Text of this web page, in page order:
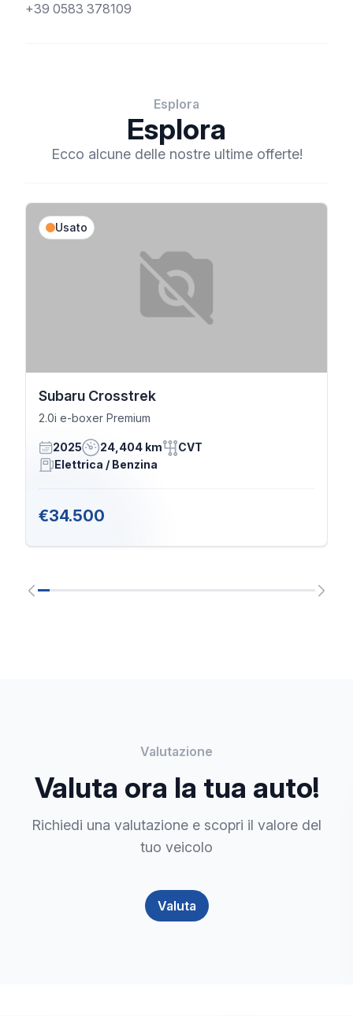
+39 0583 378109
Esplora
Esplora
Ecco alcune delle nostre ultime offerte!
Usato
Subaru Crosstrek
2.0i e-boxer Premium
2025 24,404 km
CVT
Elettrica / Benzina
€34.500
Valutazione
Valuta ora la tua auto!
Richiedi una valutazione e scopri il valore del
tuo veicolo
Valuta